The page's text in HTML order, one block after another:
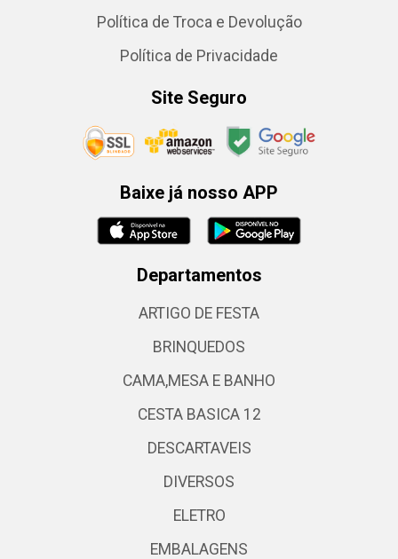
Política de Troca e Devolução
Política de Privacidade
Site Seguro
Baixe já nosso APP
Departamentos
ARTIGO DE FESTA
BRINQUEDOS
CAMA,MESA E BANHO
CESTA BASICA 12
DESCARTAVEIS
DIVERSOS
ELETRO
EMBALAGENS